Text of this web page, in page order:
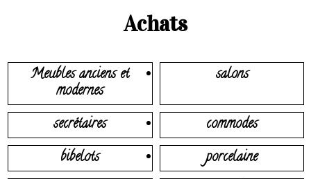
Achats
Meubles anciens et
modernes
salons
secrétaires
commodes
bibelots
porcelaine